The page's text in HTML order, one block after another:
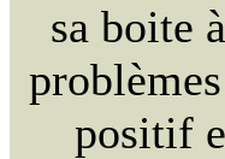
sa boite
positif